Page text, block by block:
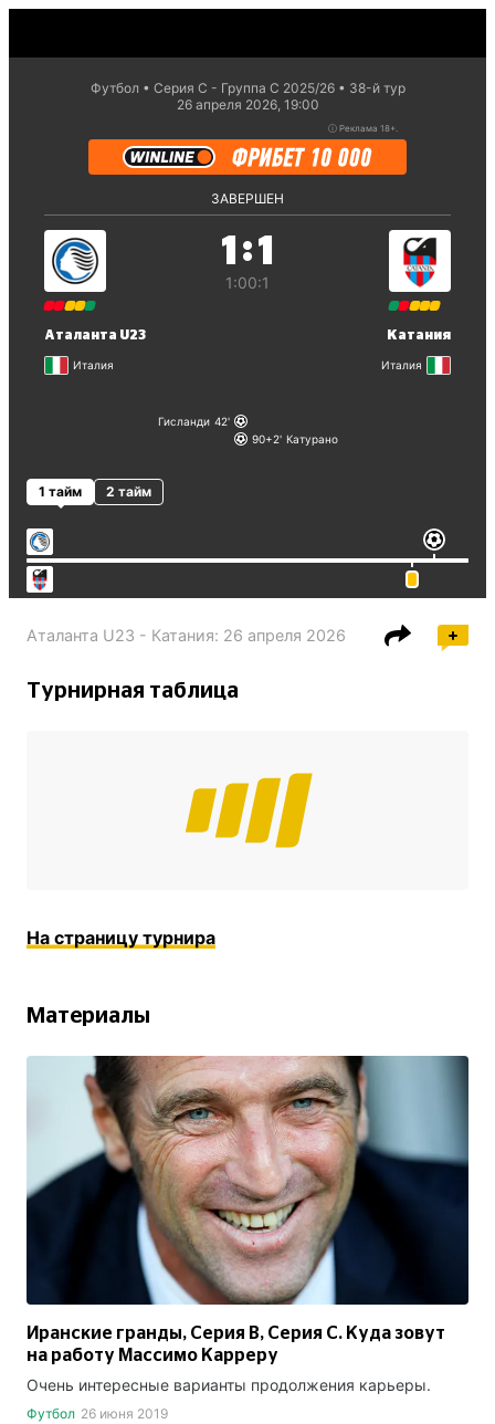
Футбол Серия С - Группа C 2025/26
38-й тур
26 апреля 2026, 19:00
ⓘ Реклама 18+.
ЗАВЕРШЕН
Аталанта U23
Италия
1 :1
1:00:1
Катания
Италия
Гисланди 42
90+2 Катурано
1 тайм 2 тайм
Аталанта U23 - Катания: 26 апреля 2026
Турнирная таблица
На страницу турнира
Материалы
Иранские гранды, Серия B, Серия C. Куда зовут
на работу Массимо Карреру
Очень интересные варианты продолжения карьеры.
Футбол 26 июня 2019